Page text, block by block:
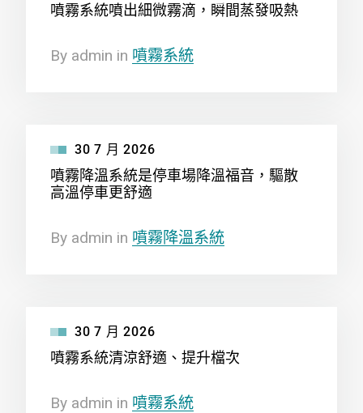
噴霧系統噴出細微霧滴，瞬間蒸發吸熱
By admin in 噴霧系統
30 7 月 2026
噴霧降溫系統是停車場降溫福音，驅散
高溫停車更舒適
By admin in 噴霧降溫系統
30 7 月 2026
噴霧系統清涼舒適、提升檔次
By admin in 噴霧系統